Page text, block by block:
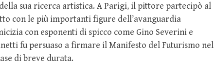
sua ricerca artistica. A Parigi, il pittore partecipò al
con le più importanti figure dell’avanguardia
con esponenti di spicco come Gino Severini e
fu persuaso a firmare il Manifesto del Futurismo nel
di breve durata.